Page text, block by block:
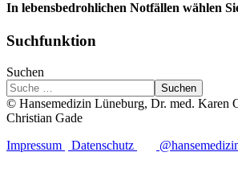
In lebensbedrohlichen Notfällen wählen
Suchfunktion
Suchen
Suchen
© Hansemedizin Lüneburg, Dr. med. Karen
Christian Gade
Impressum
Datenschutz